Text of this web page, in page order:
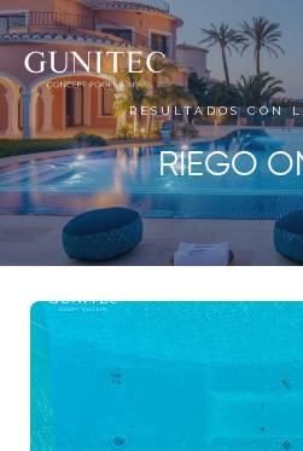
The
Airbnb
Blog –
Belong
Anywhere
RESULTADOS CON
RIEGO